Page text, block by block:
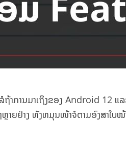
າການມາເຖິງຂອງ Android 12
ຢ່າງ ທັງຫມຸນໜ້າຈໍຕາມອົງສາໃບໜ້